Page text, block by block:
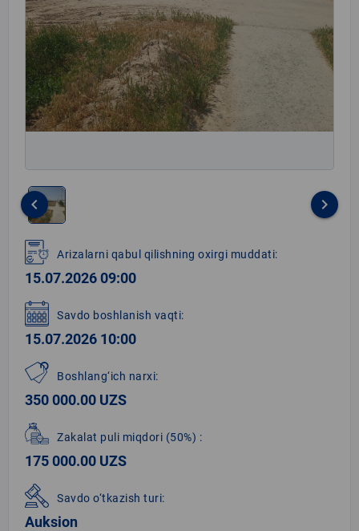
1
of
1
keyboard_arrow_left keyboard_arrow_right
Arizalarni qabul qilishning oxirgi muddati:
15.07.2026 09:00
Savdo boshlanish vaqti:
15.07.2026 10:00
Boshlang‘ich narxi:
350 000.00 UZS
Zakalat puli miqdori (50%) :
175 000.00 UZS
Savdo o‘tkazish turi:
Auksion